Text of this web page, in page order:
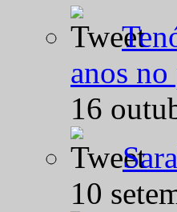
anos
16
10